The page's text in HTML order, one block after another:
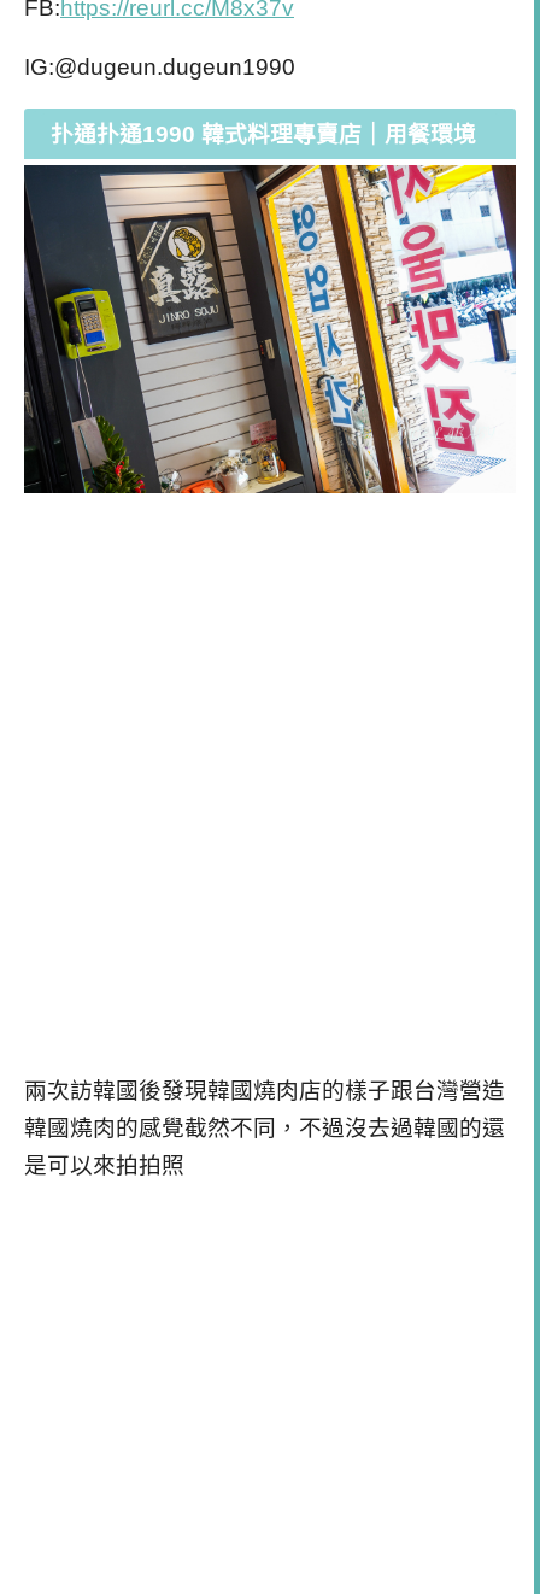
FB:https://reurl.cc/M8x37v
IG:@dugeun.dugeun1990
扑通扑通1990 韓式料理專賣店｜用餐環境
兩次訪韓國後發現韓國燒肉店的樣子跟台灣營造
韓國燒肉的感覺截然不同，不過沒去過韓國的還
是可以來拍拍照